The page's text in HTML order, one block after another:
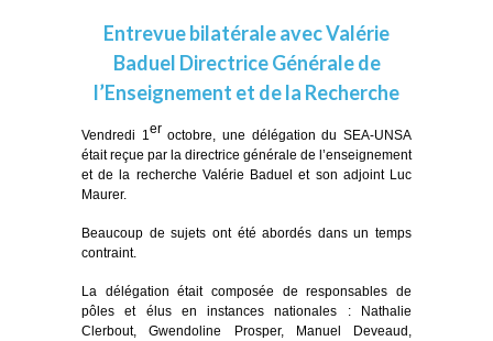
Entrevue bilatérale avec Valérie
Baduel Directrice Générale de
l’Enseignement et de la Recherche
Vendredi 1er octobre, une délégation du SEA-UNSA
était reçue par la directrice générale de l’enseignement
et de la recherche Valérie Baduel et son adjoint Luc
Maurer.
Beaucoup de sujets ont été abordés dans un temps
contraint.
La délégation était composée de responsables de
pôles et élus en instances nationales : Nathalie
Clerbout, Gwendoline Prosper, Manuel Deveaud,